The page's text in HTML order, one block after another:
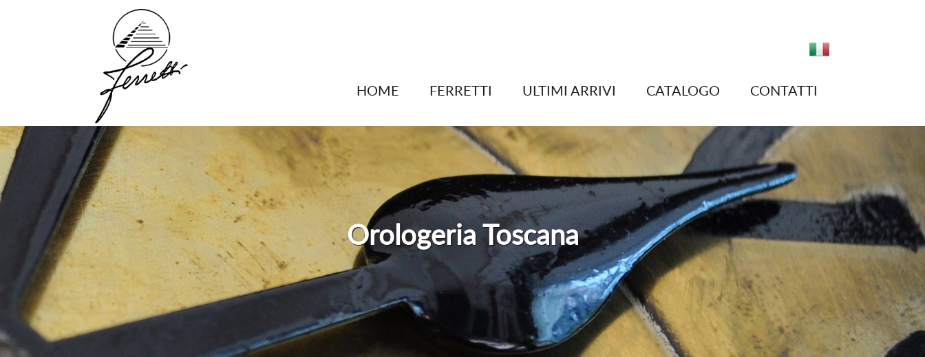
HOME FERRETTI ULTIMI ARRIVI CATALOGO CONTATTI
Orologeria Toscana